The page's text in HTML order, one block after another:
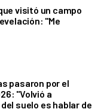
visitó un campo
"Me
pasaron por el
"Volvió a
suelo es hablar de